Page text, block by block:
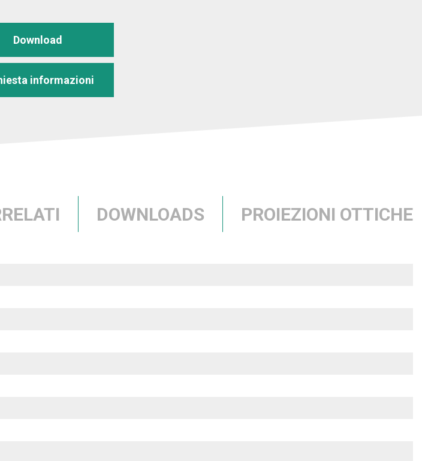
Download
informazioni
DOWNLOADS PROIEZIONI OTTICHE